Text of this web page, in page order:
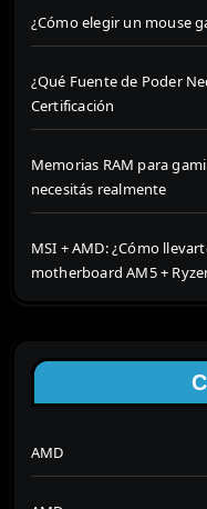
¿Cómo elegir un mouse
¿Qué Fuente de Poder
Certificación
Memorias RAM para
necesitás realmente
MSI + AMD: ¿Cómo
motherboard AM5 +
AMD